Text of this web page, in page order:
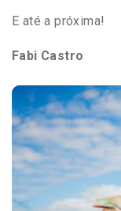
E até a próxima!
Fabi Castro